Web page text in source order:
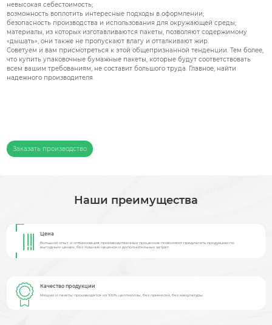
невысокая себестоимость;
возможность воплотить интересные подходы в оформлении;
безопасность производства и использования для окружающей среды;
материалы, из которых изготавливаются пакеты, позволяют содержимому
«дышать», они также не пропускают влагу и отталкивают жир.
Советуем и вам присмотреться к этой общепризнанной тенденции. Тем более,
что купить упаковочные бумажные пакеты, которые будут соответствовать
всем вашим требованиям, не составит большого труда. Главное, найти
надежного производителя.
Заказать производство
Наши преимущества
Цена
Большой опыт и оптимизация производственных процессов позволяют предлагать продукцию по
выгодным ценам, без лишних наценок и дополнительных затрат.
Качество продукции
Мешки и пакеты производятся из 100% целлюлозы, без примесей, без макулатуры.